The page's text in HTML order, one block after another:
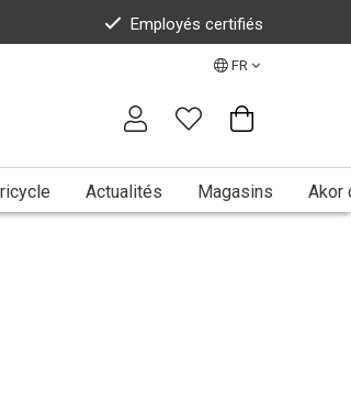
Employés certifiés
FR
Actualités Magasins Akor